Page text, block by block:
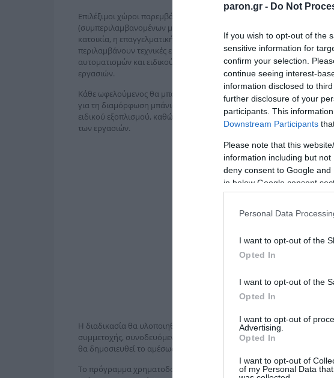
paron.gr - Do Not
If you wish to opt-out of the
sensitive information for
confirm your selection.
continue seeing interest-
information disclosed to
further disclosure of your
participants. This
Downstream Participants
Please note that this
information including but
deny consent to Google
in below Google consent
Personal Data
I want to opt-out of the
Opted In
I want to opt-out of the
Opted In
I want to opt-out of
Advertising.
Opted In
I want to opt-out of
of my Personal Data
Επιλέξιμοι χώροι παρεμβάσεων είναι η κύρια κατοικία, ανεξαρτήτως
(συμπεριλαμβανομένων μισθωμένων κατοικιών με τη συναίνεση του
κατοικία, η επαγγελματική στέγη αυτοαπασχολούμενων και οι
περιλαμβάνουν τεχνικές εργασίες διαμόρφωσης, εγκατάσταση
αυτοματισμών και ειδικού εξοπλισμού, καθώς και την αμοιβή
εργασιών.
Κάθε ωφελούμενος θα μπορεί να αξιοποιήσει τα χρήματα που θα του
για τη διαμόρφωση μπάνιων, την τοποθέτηση ραμπών και
ειδικού εξοπλισμού, καθώς και την αμοιβή τεχνικού συμβούλου
των εργασιών.
Η διαδικασία θα υλοποιηθεί μέσω ψηφιακής πλατφόρμας, στην οποία
συμμετοχής, συνοδευόμενες από τα απαραίτητα δικαιολογητικά. Η
θα δημοσιευθεί το αμέσως επόμενο διάστημα.
Το πρόγραμμα χρηματοδοτείται από το Ταμείο Ανάκαμψης και